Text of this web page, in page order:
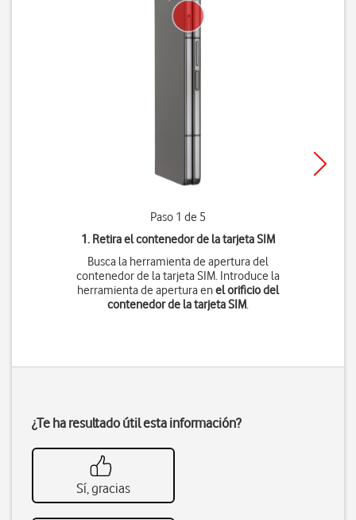
Paso 1 de 5
1. Retira el contenedor de la tarjeta SIM
Busca la herramienta de apertura del
contenedor de la tarjeta SIM. Introduce la
herramienta de apertura enel orificio del
contenedor de la tarjeta SIM.
¿Te ha resultado útil esta información?
Sí, gracias